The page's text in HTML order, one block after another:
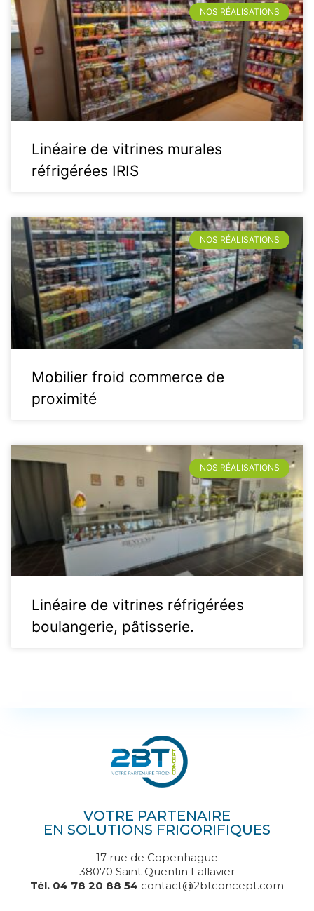
NOS RÉALISATIONS
Linéaire de vitrines murales
réfrigérées IRIS
NOS RÉALISATIONS
Mobilier froid commerce de
proximité
NOS RÉALISATIONS
Linéaire de vitrines réfrigérées
boulangerie, pâtisserie.
VOTRE PARTENAIRE
EN SOLUTIONS FRIGORIFIQUES
17 rue de Copenhague
38070 Saint Quentin Fallavier
Tél. 04 78 20 88 54 contact@2btconcept.com